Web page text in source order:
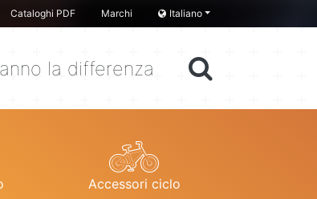
Cataloghi PDF Marchi Italiano
la differenza
Accessori ciclo